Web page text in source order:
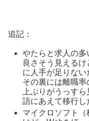
追記：
やたらと求人の
良さそう見える
に人手が足りな
その裏には離職
上ぶりがうっす
語にあえて移行し
マイクロソフト